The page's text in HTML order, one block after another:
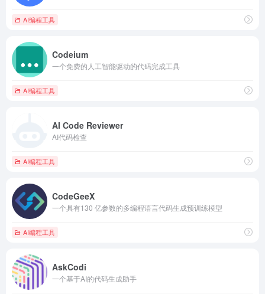
AI编程工具
Codeium
一个免费的人工智能驱动的代码完成工具
AI编程工具
AI Code Reviewer
AI代码检查
AI编程工具
CodeGeeX
一个具有130 亿参数的多编程语言代码生成预训练模型
AI编程工具
AskCodi
一个基于AI的代码生成助手